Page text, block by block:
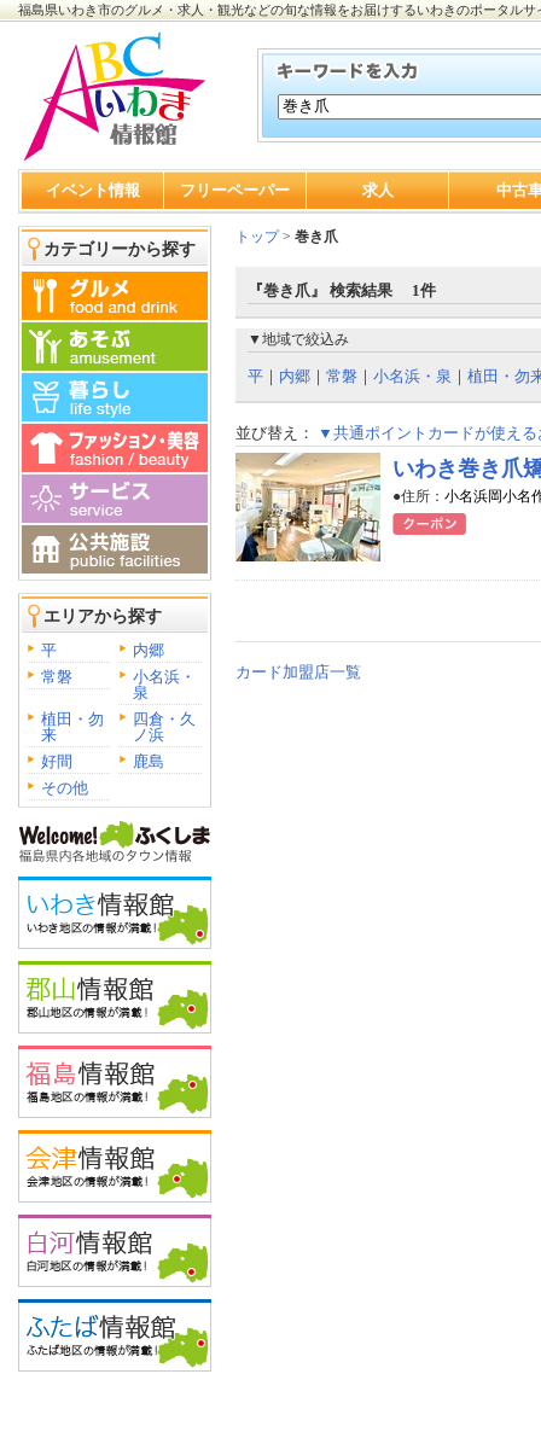
福島県いわき市のグルメ・求人・観光などの旬な情報をお届けするいわきのポータルサ
イベント情報 フリーペーパー 求人 中古
カテゴリーから探す
エリアから探す
平
内郷
常磐
小名浜・
泉
植田・勿
来
四倉・久
ノ浜
好間
鹿島
その他
トップ> 巻き爪
『巻き爪』 検索結果 1件
▼地域で絞込み
平 ｜ 内郷 ｜ 常磐 ｜ 小名浜・泉 ｜ 植田・勿
並び替え： ▼共通ポイントカードが使える
いわき巻き爪
●住所： 小名浜岡小名
カード加盟店一覧